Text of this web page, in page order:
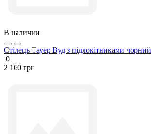
В наличии
Стілець Тауер Вуд з підлокітниками чорний
0
2 160 грн